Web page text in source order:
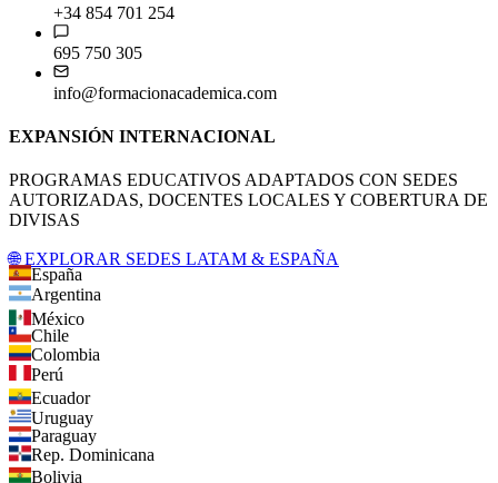
+34 854 701 254
695 750 305
info@formacionacademica.com
EXPANSIÓN INTERNACIONAL
PROGRAMAS EDUCATIVOS ADAPTADOS CON SEDES
AUTORIZADAS, DOCENTES LOCALES Y COBERTURA DE
DIVISAS
🌐 EXPLORAR SEDES LATAM & ESPAÑA
España
Argentina
México
Chile
Colombia
Perú
Ecuador
Uruguay
Paraguay
Rep. Dominicana
Bolivia